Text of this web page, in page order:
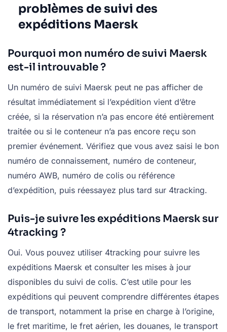
problèmes de suivi des
expéditions Maersk
Pourquoi mon numéro de suivi Maersk
est-il introuvable ?
Un numéro de suivi Maersk peut ne pas afficher de
résultat immédiatement si l’expédition vient d’être
créée, si la réservation n’a pas encore été entièrement
traitée ou si le conteneur n’a pas encore reçu son
premier événement. Vérifiez que vous avez saisi le bon
numéro de connaissement, numéro de conteneur,
numéro AWB, numéro de colis ou référence
d’expédition, puis réessayez plus tard sur 4tracking.
Puis-je suivre les expéditions Maersk sur
4tracking ?
Oui. Vous pouvez utiliser 4tracking pour suivre les
expéditions Maersk et consulter les mises à jour
disponibles du suivi de colis. C’est utile pour les
expéditions qui peuvent comprendre différentes étapes
de transport, notamment la prise en charge à l’origine,
le fret maritime, le fret aérien, les douanes, le transport